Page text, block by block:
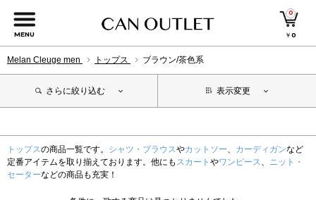
MENU
0
￥0
Melan Cleuge men トップス ブラウン/茶色系
さらに絞り込む 表示変更
トップスの商品一覧です。 シャツ・ブラウスやカットソー、 カーディガンなど
定番アイテムを取り揃えております。他にも スカート やワンピース、 ニット・
セーターなどの商品も充実！